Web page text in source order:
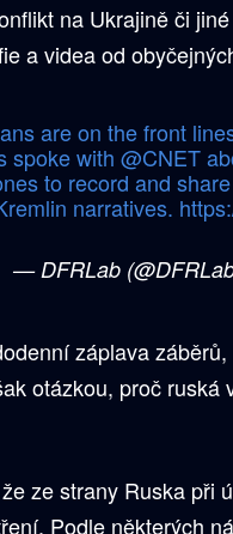
na Ukrajině či
a videa od
are on the front
spoke with @CNET
to record and
narratives.
— DFRLab
záplava
otázkou, proč
ze strany Ruska při
Podle některých